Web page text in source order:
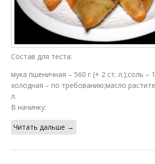
Состав для теста:
мука пшеничная – 560 г (+ 2 ст. л.);соль –
холодная – по требованию;масло
л.
В начинку:
Читать дальше →